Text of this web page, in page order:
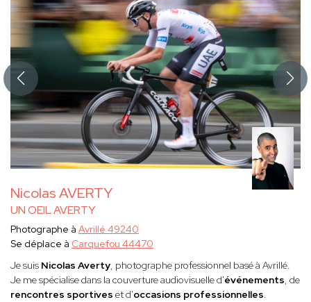
Nicolas AVERTY
UN OEIL AVERTY
Photographe à Avrillé 49240
Se déplace à Carquefou 44470
Je suis Nicolas Averty, photographe professionnel basé à Avrillé.
Je me spécialise dans la couverture audiovisuelle d'événements, de
rencontres sportives et d'occasions professionnelles.